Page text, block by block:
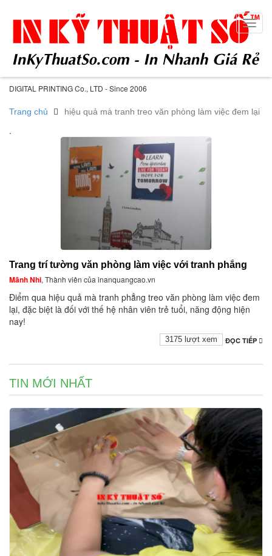
DIGITAL PRINTING Co., LTD - Since 2006
Trang chủ hiệu quả mà tranh treo văn phòng làm việc đem lại
.
Trang trí tường văn phòng làm việc với tranh phẳng
Mãnh Nhi, Thành viên của inanquangcao.vn
Điểm qua hiệu quả mà tranh phẳng treo văn phòng làm việc đem
lại, đặc biệt là đối với thế hệ nhân viên trẻ tuổi, năng động hiện
nay!
ĐỌC TIẾP
3175 lượt xem
TIN MỚI NHẤT